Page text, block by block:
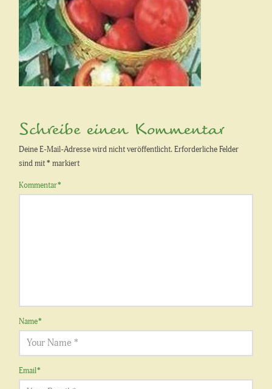
Schreibe einen Kommentar
Deine E-Mail-Adresse wird nicht veröffentlicht. Erforderliche Felder
sind mit* markiert
Kommentar*
Name*
Email*